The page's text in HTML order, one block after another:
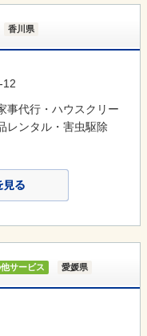
香川県
12
事代行・ハウスクリー
レンタル・害虫駆除
サービス 愛媛県